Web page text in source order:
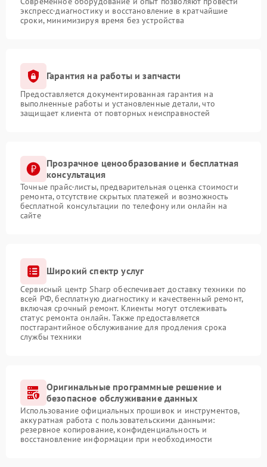
экспресс-диагностику и восстановление в кратчайшие
сроки, минимизируя время без устройства
Гарантия на работы и запчасти
Предоставляется документированная гарантия на
выполненные работы и установленные детали, что
защищает клиента от повторных неисправностей
Прозрачное ценообразование и бесплатная
консультация
Точные прайс-листы, предварительная оценка стоимости
ремонта, отсутствие скрытых платежей и возможность
бесплатной консультации по телефону или онлайн на
сайте
Широкий спектр услуг
Сервисный центр Sharp обеспечивает доставку техники по
всей РФ, бесплатную диагностику и качественный ремонт,
включая срочный ремонт. Клиенты могут отслеживать
статус ремонта онлайн. Также предоставляется
постгарантийное обслуживание для продления срока
службы техники
Оригинальные программные решение и
безопасное обслуживание данных
Использование официальных прошивок и инструментов,
аккуратная работа с пользовательскими данными:
резервное копирование, конфиденциальность и
восстановление информации при необходимости